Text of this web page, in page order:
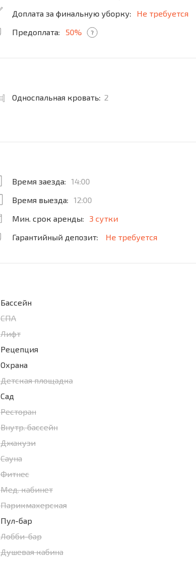
Доплата за финальную уборку:
Не требуется
Предоплата:
50% ?
Односпальная кровать: 2
Время заезда:
14:00
Время выезда:
12:00
Мин. срок аренды:
3 сутки
Гарантийный депозит:
Не требуется
Бассейн
СПА
Лифт
Рецепция
Охрана
Детская площадка
Сад
Ресторан
Внутр. бассейн
Джакузи
Сауна
Фитнес
Мед. кабинет
Парикмахерская
Пул-бар
Лобби-бар
Душевая кабина